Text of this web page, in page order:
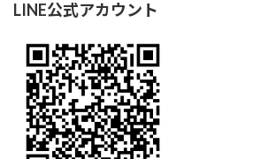
LINE公式アカウント